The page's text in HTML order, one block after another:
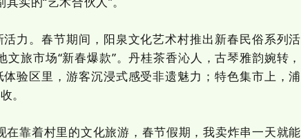
。春节期间，阳泉文化艺术村推出新春民俗系列活
旅市场“新春爆款”。丹桂茶香沁人，古琴雅韵婉转，
验区里，游客沉浸式感受非遗魅力；特色集市上，浦
。
靠着村里的文化旅游，春节假期，我卖炸串一天就能